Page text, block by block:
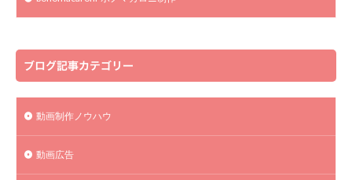
ブログ記事カテゴリー
動画制作ノウハウ
動画広告